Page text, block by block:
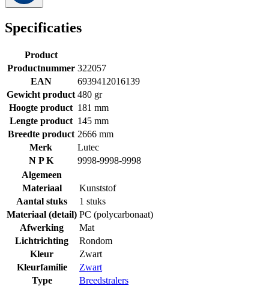
Specificaties
Product
Productnummer 322057
EAN
6939412016139
Gewicht product 480 gr
Hoogte product 181 mm
Lengte product 145 mm
Breedte product 2666 mm
Merk
Lutec
N P K
9998-9998-9998
Algemeen
Materiaal
Kunststof
Aantal stuks
1 stuks
Materiaal (detail) PC (polycarbonaat)
Afwerking
Mat
Lichtrichting
Rondom
Kleur
Zwart
Kleurfamilie
Zwart
Type
Breedstralers